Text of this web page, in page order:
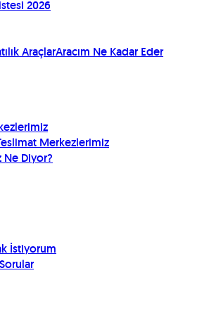
2026
AraçlarAracım Ne Kadar Eder
Merkezlerimiz
Diyor?
İstiyorum